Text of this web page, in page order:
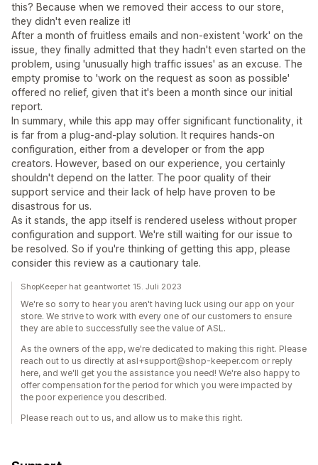
this? Because when we removed their access to our store,
they didn't even realize it!
After a month of fruitless emails and non-existent 'work' on the
issue, they finally admitted that they hadn't even started on the
problem, using 'unusually high traffic issues' as an excuse. The
empty promise to 'work on the request as soon as possible'
offered no relief, given that it's been a month since our initial
report.
In summary, while this app may offer significant functionality, it
is far from a plug-and-play solution. It requires hands-on
configuration, either from a developer or from the app
creators. However, based on our experience, you certainly
shouldn't depend on the latter. The poor quality of their
support service and their lack of help have proven to be
disastrous for us.
As it stands, the app itself is rendered useless without proper
configuration and support. We're still waiting for our issue to
be resolved. So if you're thinking of getting this app, please
consider this review as a cautionary tale.
ShopKeeper hat geantwortet 15. Juli 2023
We're so sorry to hear you aren't having luck using our app on your
store. We strive to work with every one of our customers to ensure
they are able to successfully see the value of ASL.
As the owners of the app, we're dedicated to making this right. Please
reach out to us directly at asl+support@shop-keeper.com or reply
here, and we'll get you the assistance you need! We're also happy to
offer compensation for the period for which you were impacted by
the poor experience you described.
Please reach out to us, and allow us to make this right.